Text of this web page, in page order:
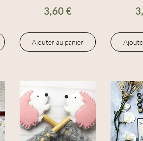
Prix
3,60 €
Ajouter au panier